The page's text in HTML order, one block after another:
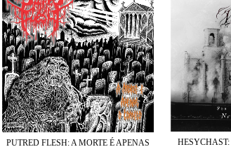
PUTRED FLESH: A MORTE É APENAS